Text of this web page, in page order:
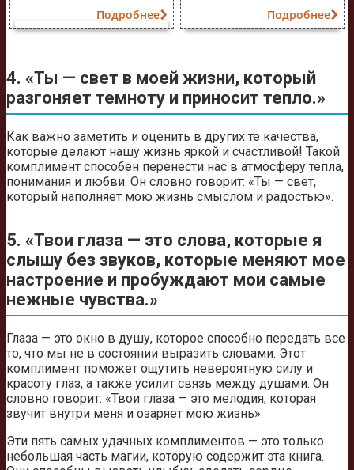
Подробнее Подробнее
4. «Ты — свет в моей жизни, который
разгоняет темноту и приносит тепло.»
Как важно заметить и оценить в других те качества,
которые делают нашу жизнь яркой и счастливой! Такой
комплимент способен перенести нас в атмосферу тепла,
понимания и любви. Он словно говорит: «Ты — свет,
который наполняет мою жизнь смыслом и радостью».
5. «Твои глаза — это слова, которые я
слышу без звуков, которые меняют мое
настроение и пробуждают мои самые
нежные чувства.»
Глаза — это окно в душу, которое способно передать все
то, что мы не в состоянии выразить словами. Этот
комплимент поможет ощутить невероятную силу и
красоту глаз, а также усилит связь между душами. Он
словно говорит: «Твои глаза — это мелодия, которая
звучит внутри меня и озаряет мою жизнь».
Эти пять самых удачных комплиментов — это только
небольшая часть магии, которую содержит эта книга.